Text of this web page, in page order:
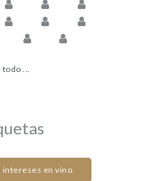
...
intereses en vino